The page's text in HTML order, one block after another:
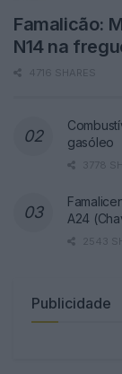
Famalicão:
N14 na
4716 SHARES
gasóleo
3778
A24
2543
Publicidade